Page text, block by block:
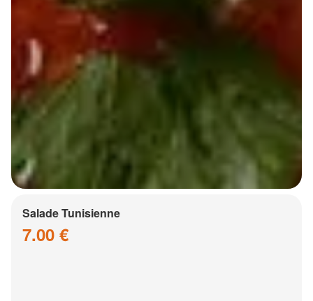
Salade Tunisienne
7.00 €